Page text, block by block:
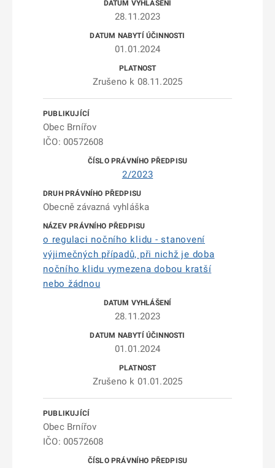
28.11.2023
01.01.2024
Zrušeno k 08.11.2025
Obec Brnířov
IČO: 00572608
2/2023
Obecně závazná vyhláška
o regulaci nočního klidu - stanovení
výjimečných případů, při nichž je doba
nočního klidu vymezena dobou kratší
nebo žádnou
28.11.2023
01.01.2024
Zrušeno k 01.01.2025
Obec Brnířov
IČO: 00572608